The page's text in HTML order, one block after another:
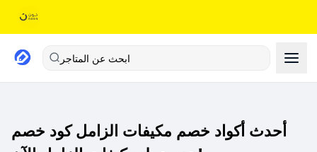
ابحث عن المتاجر
أحدث أكواد خصم مكيفات الزامل كود خصم